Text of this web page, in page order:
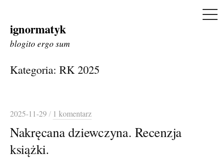
Skip
to
ignormatyk
blogito ergo sum
Kategoria: RK 2025
2025-11-29/ 1 komentarz
Nakręcana dziewczyna. Recenzja
książki.